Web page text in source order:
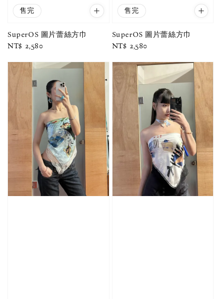
售完
SuperOS 圖片蕾絲方巾
Regular
NT$ 2,580
售完
SuperOS 圖片蕾絲方巾
Regular
NT$ 2,580